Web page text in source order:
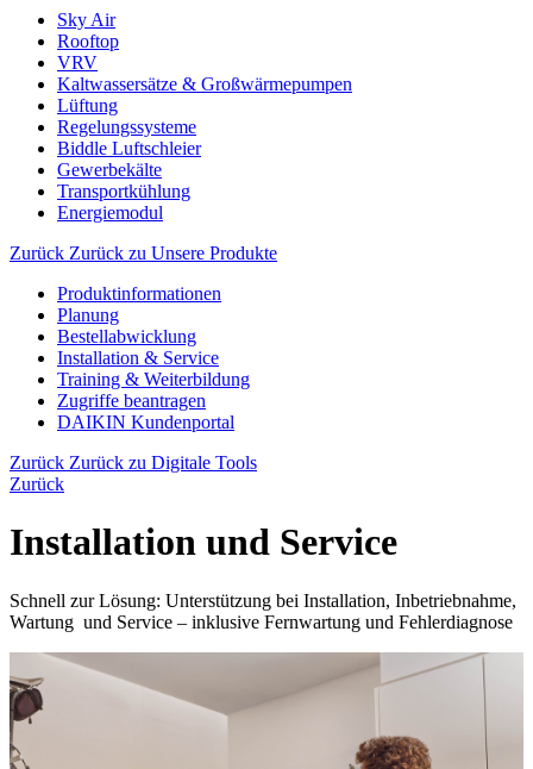
Sky Air
Rooftop
VRV
Kaltwassersätze & Großwärmepumpen
Lüftung
Regelungssysteme
Biddle Luftschleier
Gewerbekälte
Transportkühlung
Energiemodul
Zurück Zurück zu Unsere Produkte
Produktinformationen
Planung
Bestellabwicklung
Installation & Service
Training & Weiterbildung
Zugriffe beantragen
DAIKIN Kundenportal
Zurück Zurück zu Digitale Tools
Zurück
Installation und Service
Schnell zur Lösung: Unterstützung bei Installation, Inbetriebnahme,
Wartung und Service – inklusive Fernwartung und Fehlerdiagnose